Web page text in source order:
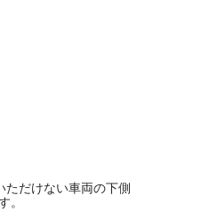
ただけない車両の下側